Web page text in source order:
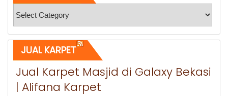
JUAL KARPET
Jual Karpet Masjid di Galaxy Bekasi
| Alifana Karpet